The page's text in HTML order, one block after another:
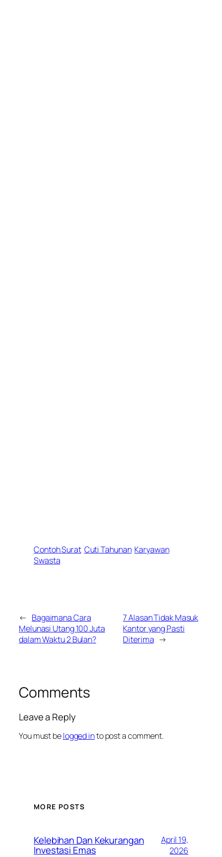
Contoh Surat Cuti Tahunan Karyawan
Swasta
← Bagaimana Cara
Melunasi Utang 100 Juta
dalam Waktu 2 Bulan?
7 Alasan Tidak Masuk
Kantor yang Pasti
Diterima →
Comments
Leave a Reply
You must belogged into post a comment.
MORE POSTS
Kelebihan Dan Kekurangan
Investasi Emas
April 19,
2026